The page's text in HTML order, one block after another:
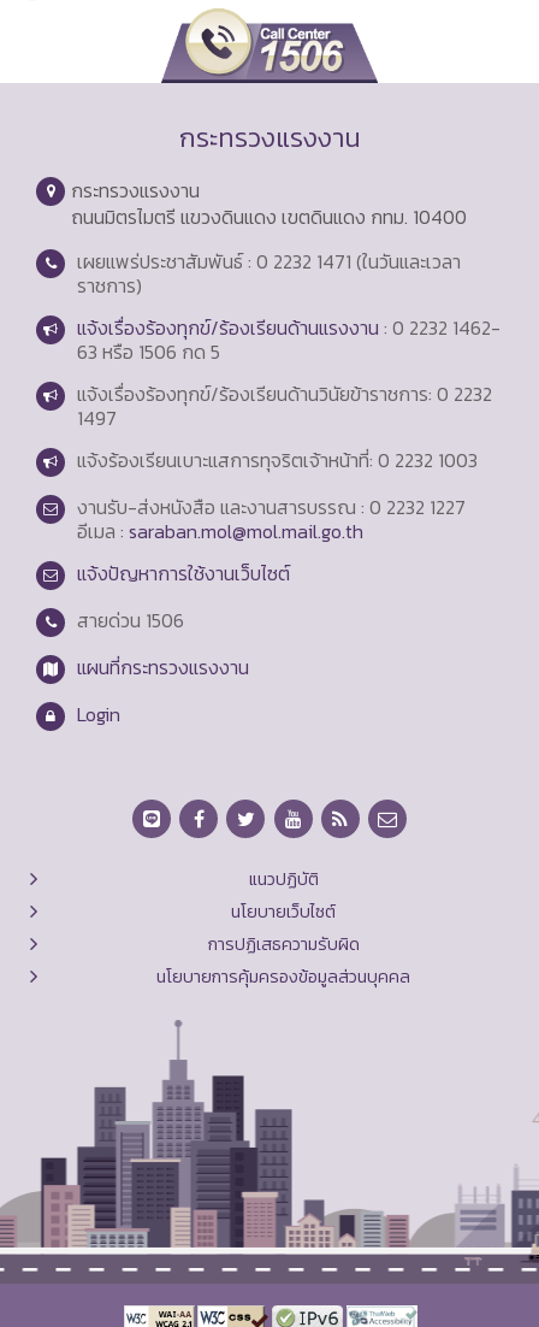
กระทรวงแรงงาน
กระทรวงแรงงาน
ถนนมิตรไมตรี แขวงดินแดง เขตดินแดง กทม. 10400
เผยแพร่ประชาสัมพันธ์ : 0 2232 1471 (ในวันและเวลา
ราชการ)
แจ้งเรื่องร้องทุกข์/ร้องเรียนด้านแรงงาน : 0 2232 1462-
63 หรือ 1506 กด 5
แจ้งเรื่องร้องทุกข์/ร้องเรียนด้านวินัยข้าราชการ: 0 2232
1497
แจ้งร้องเรียนเบาะแสการทุจริตเจ้าหน้าที่: 0 2232 1003
งานรับ-ส่งหนังสือ และงานสารบรรณ : 0 2232 1227
อีเมล : saraban.mol@mol.mail.go.th
แจ้งปัญหาการใช้งานเว็บไซต์
สายด่วน 1506
แผนที่กระทรวงแรงงาน
Login
แนวปฏิบัติ
นโยบายเว็บไซต์
การปฏิเสธความรับผิด
นโยบายการคุ้มครองข้อมูลส่วนบุคคล